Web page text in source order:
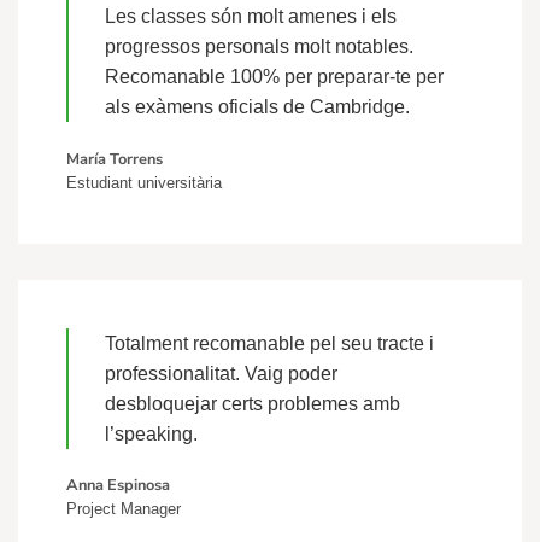
Les classes són molt amenes i els
progressos personals molt notables.
Recomanable 100% per preparar-te per
als exàmens oficials de Cambridge.
María Torrens
Estudiant universitària
Totalment recomanable pel seu tracte i
professionalitat. Vaig poder
desbloquejar certs problemes amb
l’speaking.
Anna Espinosa
Project Manager